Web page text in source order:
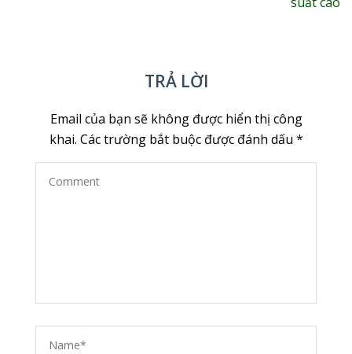
TRẢ LỜI
Email của bạn sẽ không được hiển thị công
khai. Các trường bắt buộc được đánh dấu *